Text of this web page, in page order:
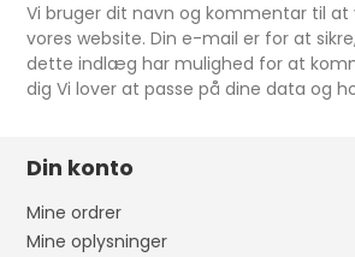
Vi bruger dit navn og kommentar til
vores website. Din e-mail er for at
dette indlæg har mulighed for at
dig Vi lover at passe på dine data og
Din konto
Mine ordrer
Mine oplysninger